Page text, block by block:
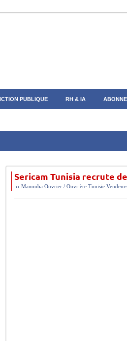
PUBLIQUE RH & IA
Sericam Tunisia recrute
›› Manouba Ouvrier / Ouvrière Tunisie